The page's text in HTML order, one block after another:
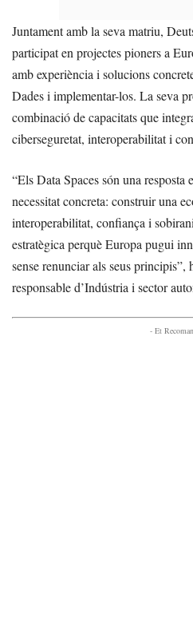
Juntament amb la seva matriu,
participat en projectes pioners a
amb experiència i solucions
Dades i implementar-los. La seva
combinació de capacitats que
ciberseguretat, interoperabilitat i
“Els Data Spaces són una resposta
necessitat concreta: construir una
interoperabilitat, confiança i
estratègica perquè Europa pugui
sense renunciar als seus
responsable d’Indústria i sector
- Et